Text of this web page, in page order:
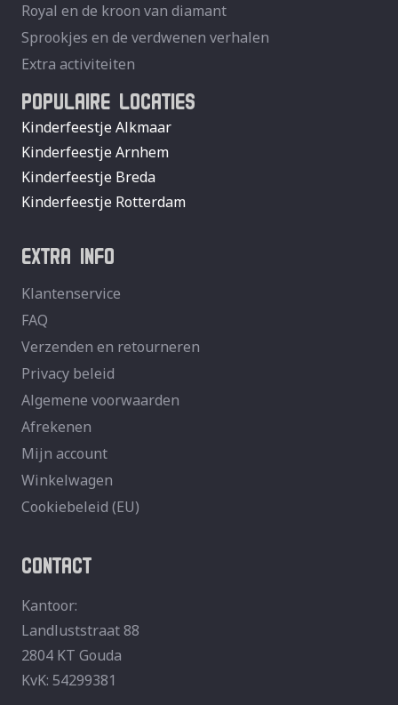
Royal en de kroon van diamant
Sprookjes en de verdwenen verhalen
Extra activiteiten
POPULAIRE LOCATIES
Kinderfeestje Alkmaar
Kinderfeestje Arnhem
Kinderfeestje Breda
Kinderfeestje Rotterdam
EXTRA INFO
Klantenservice
FAQ
Verzenden en retourneren
Privacy beleid
Algemene voorwaarden
Afrekenen
Mijn account
Winkelwagen
Cookiebeleid (EU)
CONTACT
Kantoor:
Landluststraat 88
2804 KT Gouda
KvK: 54299381